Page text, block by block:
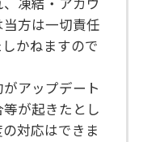
方は一切責任
かねますので
アップデート
が起きたとし
対応はできま